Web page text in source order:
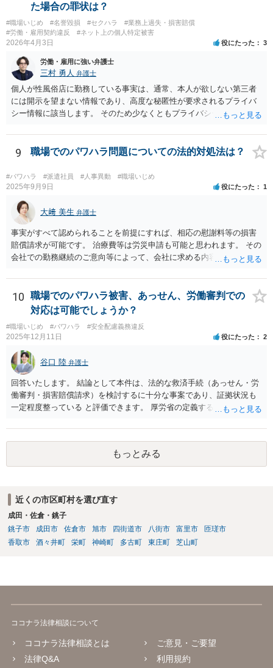
た場合の罪状は？
#職場いじめ #名誉毀損 #セクハラ
#業務上過失・損害賠償
#労働・雇用契約違反
#ネット上の個人特定被害
2026年4月3日 役にたった 3
労働・雇用に強い弁護士
三村 勇人 弁護士
個人が性風俗店に勤務している事実は、通常、本人が欲しない第三者
には開示を望まない情報であり、高度な秘匿性が要求されるプライバ
シー情報に該当します。 そのため少なくともプライバシー権侵害にあ
われます。
9 職場でのパワハラ問題についての法的対処法は？
#パワハラ #派遣社員 #人事異動 #職場いじめ
2025年9月9日 役にたった 1
大﨑 美生 弁護士
事実がすべて認められることを前提にすれば、相応の慰謝料等の損害
賠償請求が可能です。 治療費等は労災申請も可能と思われます。 その
会社での勤務継続のご意向等によって、会社に求める内容や、加害者
弁護士にご相談いただくのがよろしいと思います。弁護士によって方
針も変わります。 内容が踏み込んだものとなり、関係者も閲覧する可
能性がありますので、詳しくは、直接お近くの弁護士にご相談される
ことをお勧めいたします。
10
職場でのパワハラ被害、あっせん、労働審判での
対応は可能でしょうか？
#職場いじめ #パワハラ #安全配慮義務違反
2025年12月11日 役にたった 2
谷口 陸 弁護士
回答いたします。 結論として本件は、法的な救済手続（あっせん・労
働審判・損害賠償請求）を検討するに十分な事案であり、証拠状況も
一定程度整っている と評価できます。 厚労省の定義するパワーハラス
者に精神的・身体的苦痛を与える行為とされています。 あなたのケー
スでは、次のように各要件を満たす可能性が高いです。 上記①は問題
ないとして、②③について、あなたの記載内容には、典型的なハラス
メントが多数含まれています。 意図的な無視・孤立化、業務情報の共
悪口・人格否定発言、早退理由の改ざん（評価操作）いずれも 業務上
必要性が認められず、違法性は強い と評価できます。 職場全体から孤
立し、誹謗中傷が常態化している状況は、明確に精神的苦痛を伴うも
のであり、労働局あっせん・労働審判の典型的認容パターンに該当し
アルバイト間だから介入しづらい、という理由で放置 ・コンプライア
報告がなされた後も具体的対応なし ・職場全体に悪影響が及ぶほどの
風評被害・孤立が継続 → 会社の調査義務・防止措置義務を怠ったと判
請求の重要な根拠となります。 あとは、弁護士とともに証拠を整理
もっとみる
近くの市区町村を選び直す
成田・佐倉・銚子
銚子市
成田市 佐倉市 旭市 四街道市 八街市 富里市
匝瑳市
香取市
酒々井町 栄町 神崎町 多古町 東庄町 芝山町
ココナラ法律相談について
ココナラ法律相談とは
法律Q&A
ご意見・ご要望
利用規約